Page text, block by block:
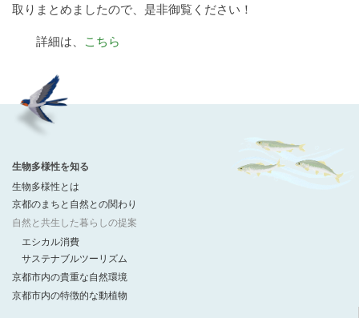
取りまとめましたので、是非御覧ください！
詳細は、 こちら
生物多様性を知る
生物多様性とは
京都のまちと自然との関わり
自然と共生した暮らしの提案
エシカル消費
サステナブルツーリズム
京都市内の貴重な自然環境
京都市内の特徴的な動植物